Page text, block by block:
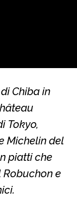
Chiba in
Tokyo,
Michelin del
piatti che
e